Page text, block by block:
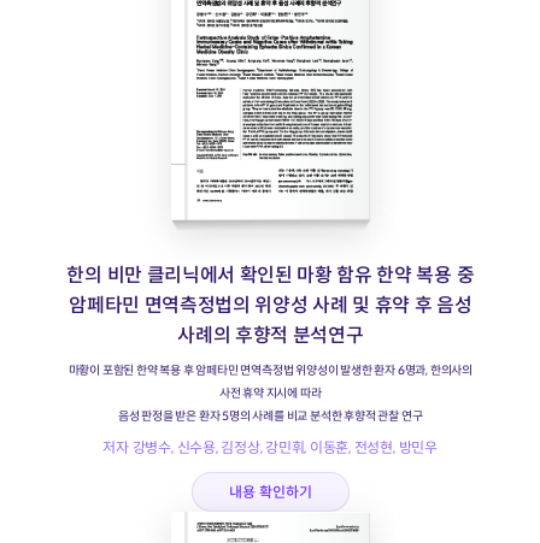
한의 비만 클리닉에서 확인된 마황 함유 한약 복용 중
암페타민 면역측정법의 위양성 사례 및 휴약 후 음성
사례의 후향적 분석연구
마황이 포함된 한약 복용 후 암페타민 면역측정법 위양성이 발생한 환자 6명과, 한의사의
사전 휴약 지시에 따라
음성 판정을 받은 환자 5명의 사례를 비교 분석한 후향적 관찰 연구
저자 강병수, 신수용, 김정상, 강민휘, 이동훈, 전성현, 방민우
내용 확인하기